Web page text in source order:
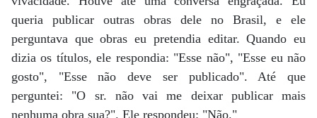
queria publicar outras obras dele no Brasil, e ele
perguntava que obras eu pretendia editar. Quando eu
dizia os títulos, ele respondia: "Esse não", "Esse eu não
gosto", "Esse não deve ser publicado". Até que
perguntei: "O sr. não vai me deixar publicar mais
nenhuma obra sua?". Ele respondeu: "Não."